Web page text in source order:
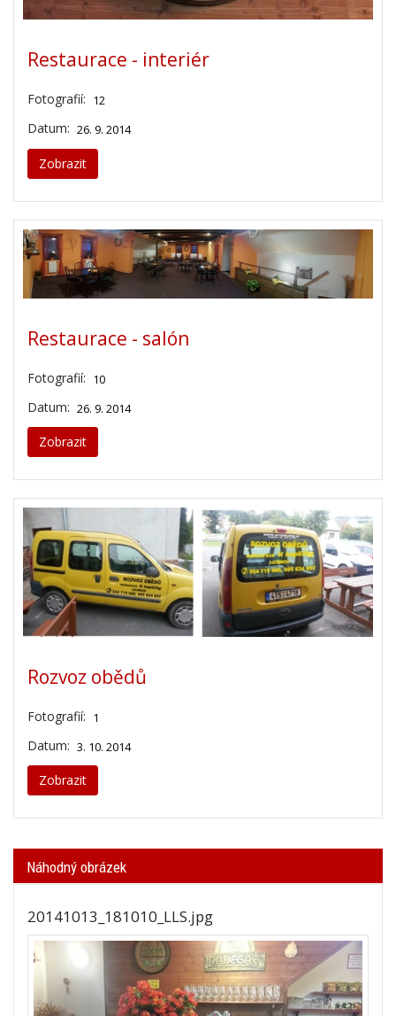
Restaurace - interiér
Fotografií: 12
Datum: 26. 9. 2014
Zobrazit
Restaurace - salón
Fotografií: 10
Datum: 26. 9. 2014
Zobrazit
Rozvoz obědů
Fotografií: 1
Datum: 3. 10. 2014
Zobrazit
Náhodný obrázek
20141013_181010_LLS.jpg